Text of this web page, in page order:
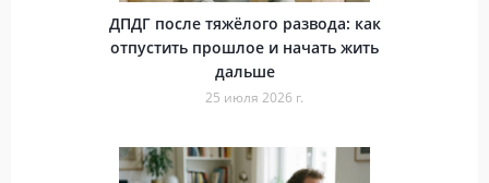
ДПДГ после тяжёлого развода: как
отпустить прошлое и начать жить
дальше
25 июля 2026 г.